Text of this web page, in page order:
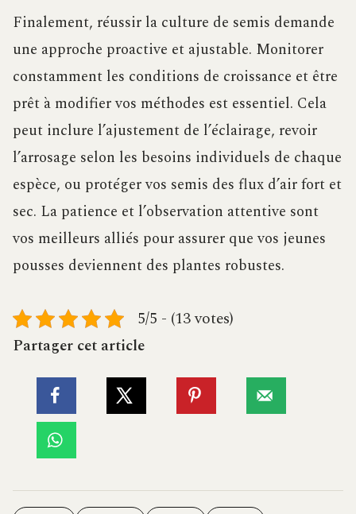
Finalement, réussir la culture de semis demande
une approche proactive et ajustable. Monitorer
constamment les conditions de croissance et être
prêt à modifier vos méthodes est essentiel. Cela
peut inclure l’ajustement de l’éclairage, revoir
l’arrosage selon les besoins individuels de chaque
espèce, ou protéger vos semis des flux d’air fort et
sec. La patience et l’observation attentive sont
vos meilleurs alliés pour assurer que vos jeunes
pousses deviennent des plantes robustes.
5/5 - (13 votes)
Partager cet article